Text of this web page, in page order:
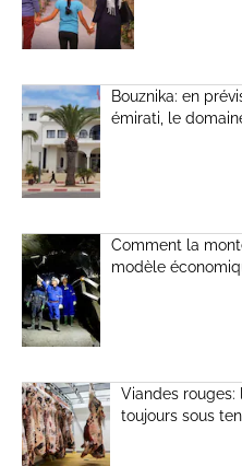
Bouznika: en
émirati, le
Comment la
modèle
Viandes rouges:
toujours sous